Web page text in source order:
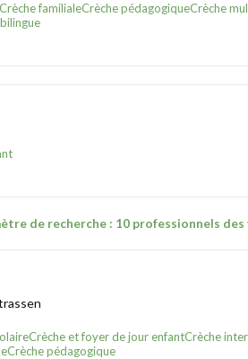
Crèche familialeCrèche pédagogiqueCrèche
de recherche : 10 professionnels
Crèche et foyer de jour enfantCrèche
Crèche pédagogique